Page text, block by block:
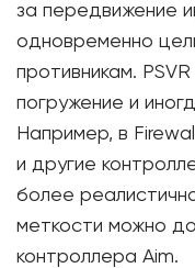
за передвижение
одновременно
противникам.
погружение и
Например, в
и другие
более
меткости можно
контроллера Aim.